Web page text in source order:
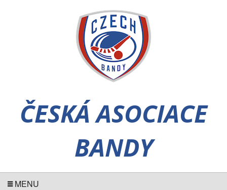
ČESKÁ ASOCIACE
BANDY
MENU